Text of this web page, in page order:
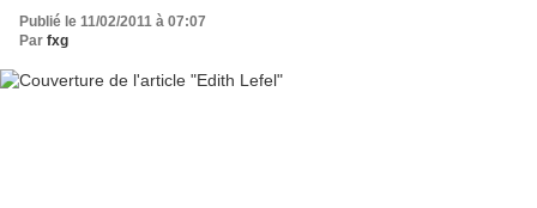
Publié le 11/02/2011 à 07:07
Par fxg